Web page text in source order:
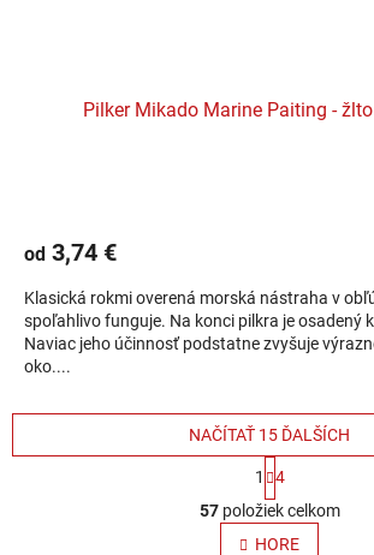
Pilker Mikado Marine Paiting -
od 3,74 €
Klasická rokmi overená morská nástraha v
spoľahlivo funguje. Na konci pilkra je osadený
Naviac jeho účinnosť podstatne zvyšuje
oko....
Ovládacie
NAČÍTAŤ 15 ĎALŠÍCH
Stránkovanie
1
4
57položiek celkom
HORE